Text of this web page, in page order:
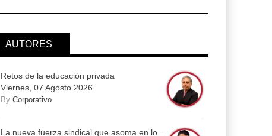
AUTORES
Retos de la educación privada
Viernes, 07 Agosto 2026
ByCorporativo
La nueva fuerza sindical que asoma en lo...